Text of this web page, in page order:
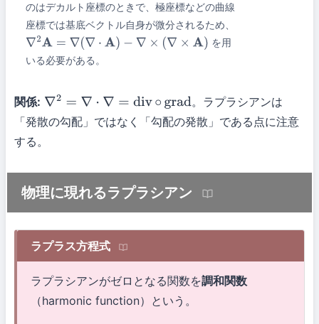
のはデカルト座標のときで、極座標などの曲線
座標では基底ベクトル自身が微分されるため、
∇2A=∇(∇ A −∇ ×( ∇×A )
を用
いる必要がある。
関係: ∇2=∇⋅ ∇= div∘ grad
。ラプラシアンは
「発散の勾配」ではなく「勾配の発散」である点に注意
する。
物理に現れるラプラシアン
ラプラス方程式
ラプラシアンがゼロとなる関数を調和関数
（harmonic function）という。